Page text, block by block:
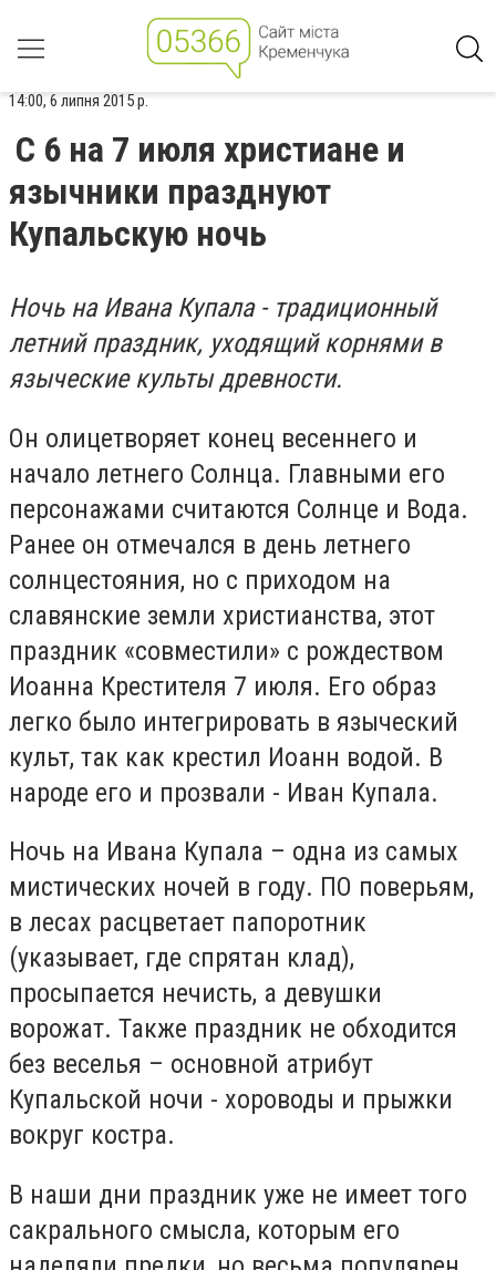
14:00, 6 липня 2015 р.
С 6 на 7 июля христиане и
язычники празднуют
Купальскую ночь
Ночь на Ивана Купала - традиционный
летний праздник, уходящий корнями в
языческие культы древности.
Он олицетворяет конец весеннего и
начало летнего Солнца. Главными его
персонажами считаются Солнце и Вода.
Ранее он отмечался в день летнего
солнцестояния, но с приходом на
славянские земли христианства, этот
праздник «совместили» с рождеством
Иоанна Крестителя 7 июля. Его образ
легко было интегрировать в языческий
культ, так как крестил Иоанн водой. В
народе его и прозвали - Иван Купала.
Ночь на Ивана Купала – одна из самых
мистических ночей в году. ПО поверьям,
в лесах расцветает папоротник
(указывает, где спрятан клад),
просыпается нечисть, а девушки
ворожат. Также праздник не обходится
без веселья – основной атрибут
Купальской ночи - хороводы и прыжки
вокруг костра.
В наши дни праздник уже не имеет того
сакрального смысла, которым его